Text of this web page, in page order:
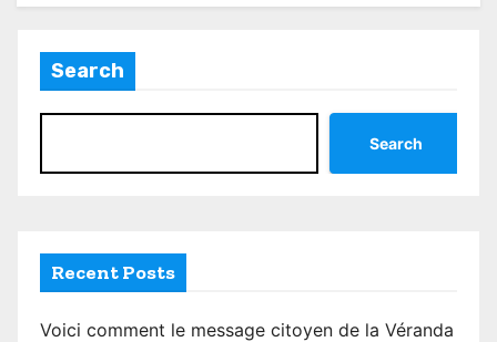
Search
Search
Recent Posts
Voici comment le message citoyen de la Véranda